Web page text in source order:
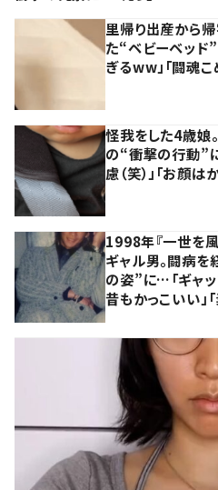
里帰り出産から
た“ベビーベッド
ぎるww」「闘魂
怪我をした4歳娘
の“衝撃の行動”
慮（笑）」「お顔
1998年『一世を
ギャル男。闘病
の姿”に…「ギャッ
昔もかっこいい」